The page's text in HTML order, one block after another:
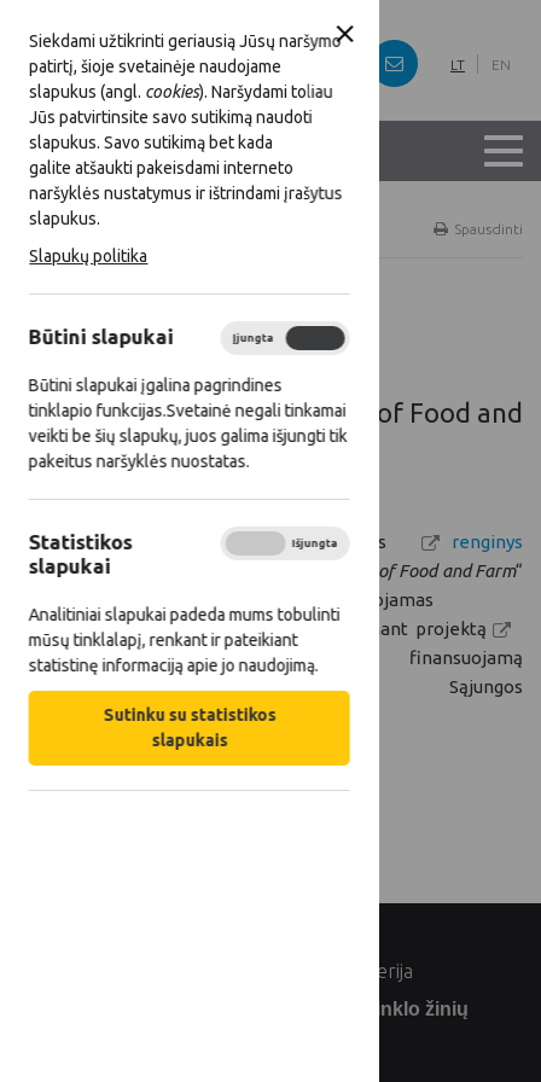
Siekdami užtikrinti geriausią Jūsų naršymo
patirtį, šioje svetainėje naudojame
slapukus (angl. cookies). Naršydami toliau
Jūs patvirtinsite savo sutikimą naudoti
slapukus. Savo sutikimą bet kada
galite atšaukti pakeisdami interneto
naršyklės nustatymus ir ištrindami įrašytus
slapukus.
Slapukų politika
Būtini slapukai Įjungta
Būtini slapukai įgalina pagrindines
tinklapio funkcijas.Svetainė negali tinkamai
veikti be šių slapukų, juos galima išjungti tik
pakeitus naršyklės nuostatas.
Statistikos
slapukai
Išjungta
Analitiniai slapukai padeda mums tobulinti
mūsų tinklalapį, renkant ir pateikiant
statistinę informaciją apie jo naudojimą.
Sutinku su statistikos
slapukais
LT EN
Titulinis Spausdinti
Nuotolinis renginys „Internet of Food and
Farm" – kovo 16-18 d.
Nuotolinis
renginys
Internet of Food and Farm“
organizuojamas
įgyvendinant projektą
IoF2020
, finansuojamą
Europos Sąjungos
mokslinių tyrimų ir inovacijų programos
Būtina registracija.
© Lietuvos Respublikos žemės ūkio ministerija
Užsiprenumeruokite Lietuvos kaimo tinklo žinių